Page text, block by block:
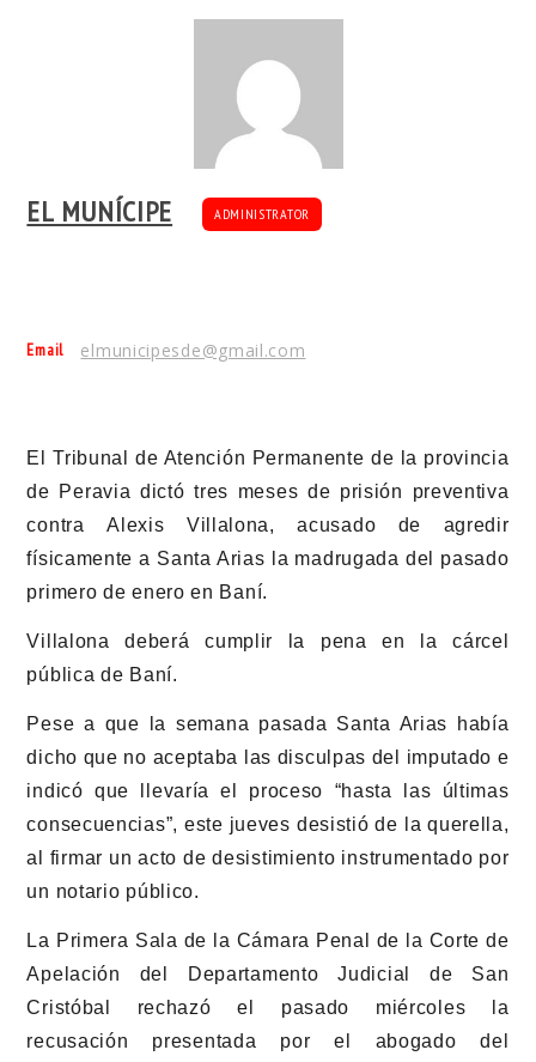
EL MUNÍCIPE ADMINISTRATOR
Email elmunicipesde@gmail.com
El Tribunal de Atención Permanente de la provincia
de Peravia dictó tres meses de prisión preventiva
contra Alexis Villalona, acusado de agredir
físicamente a Santa Arias la madrugada del pasado
primero de enero en Baní.
Villalona deberá cumplir la pena en la cárcel
pública de Baní.
Pese a que la semana pasada Santa Arias había
dicho que no aceptaba las disculpas del imputado e
indicó que llevaría el proceso “hasta las últimas
consecuencias”, este jueves desistió de la querella,
al firmar un acto de desistimiento instrumentado por
un notario público.
La Primera Sala de la Cámara Penal de la Corte de
Apelación del Departamento Judicial de San
Cristóbal rechazó el pasado miércoles la
recusación presentada por el abogado del